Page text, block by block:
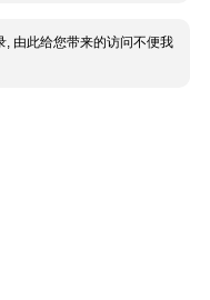
, 由此给您带来的访问不便我